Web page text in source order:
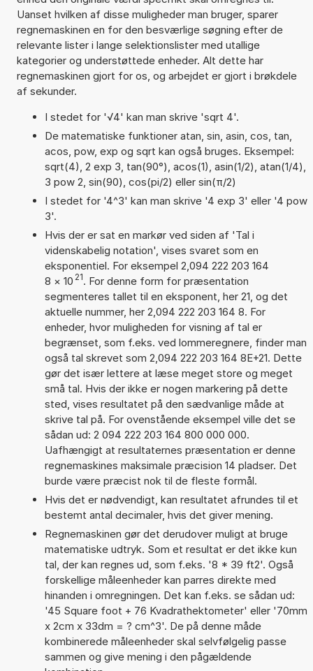
Uanset hvilken af disse muligheder man bruger, sparer
regnemaskinen en for den besværlige søgning efter de
relevante lister i lange selektionslister med utallige
kategorier og understøttede enheder. Alt dette har
regnemaskinen gjort for os, og arbejdet er gjort i brøkdele
af sekunder.
I stedet for '√4' kan man skrive 'sqrt 4'.
De matematiske funktioner atan, sin, asin, cos, tan,
acos, pow, exp og sqrt kan også bruges. Eksempel:
sqrt(4), 2 exp 3, tan(90°), acos(1), asin(1/2), atan(1/4),
3 pow 2, sin(90), cos(pi/2) eller sin(π/2)
I stedet for '4^3' kan man skrive '4 exp 3' eller '4 pow
3'.
Hvis der er sat en markør ved siden af 'Tal i
videnskabelig notation', vises svaret som en
eksponentiel. For eksempel 2,094 222 203 164
8 × 10 21. For denne form for præsentation
segmenteres tallet til en eksponent, her 21, og det
aktuelle nummer, her 2,094 222 203 164 8. For
enheder, hvor muligheden for visning af tal er
begrænset, som f.eks. ved lommeregnere, finder man
også tal skrevet som 2,094 222 203 164 8E+21. Dette
gør det især lettere at læse meget store og meget
små tal. Hvis der ikke er nogen markering på dette
sted, vises resultatet på den sædvanlige måde at
skrive tal på. For ovenstående eksempel ville det se
sådan ud: 2 094 222 203 164 800 000 000.
Uafhængigt at resultaternes præsentation er denne
regnemaskines maksimale præcision 14 pladser. Det
burde være præcist nok til de fleste formål.
Hvis det er nødvendigt, kan resultatet afrundes til et
bestemt antal decimaler, hvis det giver mening.
Regnemaskinen gør det derudover muligt at bruge
matematiske udtryk. Som et resultat er det ikke kun
tal, der kan regnes ud, som f.eks. '8 * 39 ft2'. Også
forskellige måleenheder kan parres direkte med
hinanden i omregningen. Det kan f.eks. se sådan ud:
'45 Square foot + 76 Kvadrathektometer' eller '70mm
x 2cm x 33dm = ? cm^3'. De på denne måde
kombinerede måleenheder skal selvfølgelig passe
sammen og give mening i den pågældende